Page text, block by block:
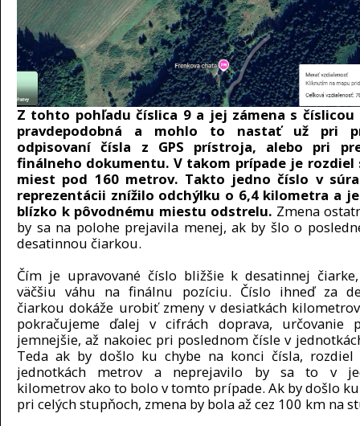
Z tohto pohľadu číslica 9 a jej zámena s číslicou
pravdepodobná a mohlo to nastať už pri
odpisovaní čísla z GPS prístroja, alebo pri
finálneho dokumentu. V takom prípade je rozdiel
miest pod 160 metrov. Takto jedno číslo v
reprezentácii znížilo odchýlku o 6,4 kilometra a
blízko k pôvodnému miestu odstrelu. Zmena
by sa na polohe prejavila menej, ak by šlo o
desatinnou čiarkou.
Čím je upravované číslo bližšie k desatinnej
väčšiu váhu na finálnu pozíciu. Číslo ihneď za
čiarkou dokáže urobiť zmeny v desiatkách
pokračujeme ďalej v cifrách doprava, určovanie
jemnejšie, až nakoiec pri poslednom čísle v
Teda ak by došlo ku chybe na konci čísla,
jednotkách metrov a neprejavilo by sa to v
kilometrov ako to bolo v tomto prípade. Ak by došlo
pri celých stupňoch, zmena by bola až cez 100 km na